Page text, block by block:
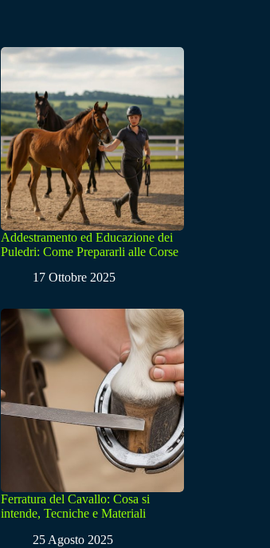
Addestramento ed Educazione dei
Puledri: Come Prepararli alle Corse
17 Ottobre 2025
Ferratura del Cavallo: Cosa si
intende, Tecniche e Materiali
25 Agosto 2025